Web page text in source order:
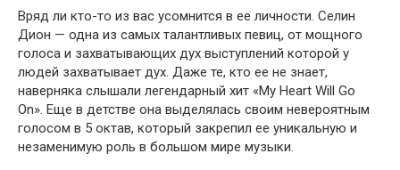
Вряд ли кто-то из вас усомнится в ее личности. Селин
Дион — одна из самых талантливых певиц, от мощного
голоса и захватывающих дух выступлений которой у
людей захватывает дух. Даже те, кто ее не знает,
наверняка слышали легендарный хит «My Heart Will Go
On». Еще в детстве она выделялась своим невероятным
голосом в 5 октав, который закрепил ее уникальную и
незаменимую роль в большом мире музыки.